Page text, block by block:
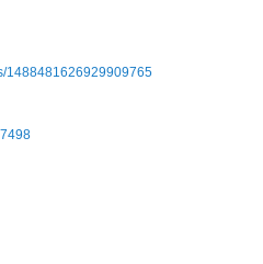
1488481626929909765